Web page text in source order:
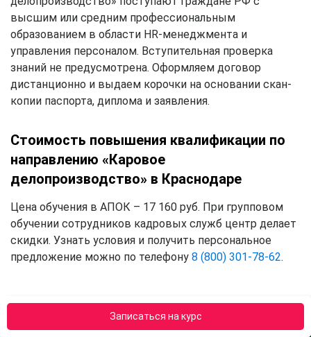
Записаться на курс
высшим или средним профессиональным
образованием в области HR-менеджмента и
управления персоналом. Вступительная проверка
знаний не предусмотрена. Оформляем договор
дистанционно и выдаем корочки на основании скан-
копии паспорта, диплома и заявления.
Стоимость повышения квалификации по
направлению «Каровое
делопроизводство» в Краснодаре
Цена обучения в АПОК – 17 160 руб. При групповом
обучении сотрудников кадровых служб центр делает
скидки. Узнать условия и получить персональное
предложение можно по телефону 8 (800) 301-78-62.